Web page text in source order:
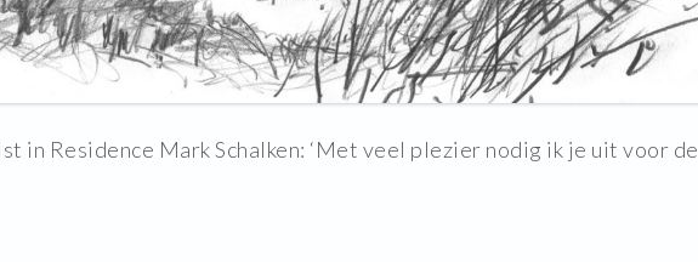
in Residence Mark Schalken: ‘Met veel plezier nodig ik je uit voor de